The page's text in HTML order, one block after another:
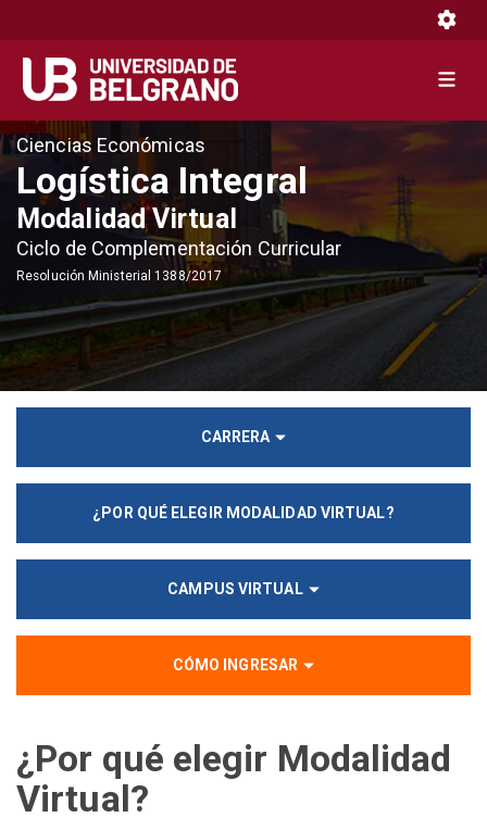
Pasar
al
contenido
principal
Ciencias Económicas
Logística Integral
Modalidad Virtual
Ciclo de Complementación Curricular
Resolución Ministerial 1388/2017
CARRERA
¿POR QUÉ ELEGIR MODALIDAD VIRTUAL?
CAMPUS VIRTUAL
CÓMO INGRESAR
¿Por qué elegir Modalidad
Virtual?